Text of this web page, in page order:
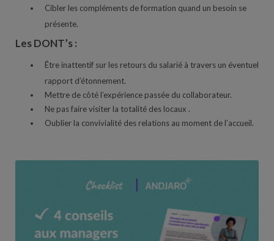
Cibler les compléments de formation quand un besoin se
présente.
Les DONT’s :
Être inattentif sur les retours du salarié à travers un éventuel
rapport d’étonnement.
Mettre de côté l’expérience passée du collaborateur.
Ne pas faire visiter la totalité des locaux .
Oublier la convivialité des relations au moment de l’accueil.